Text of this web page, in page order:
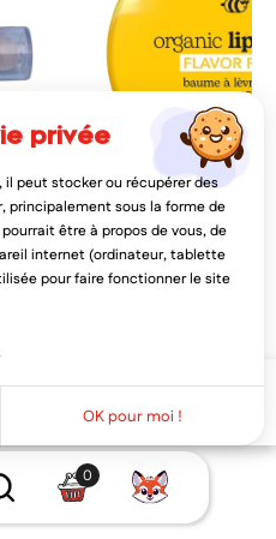
BEESLINE
beesline baume à lèvres
bio 13gr
7,74€
0
privée
il peut stocker ou récupérer des
principalement sous la forme de
être à propos de vous, de
internet (ordinateur, tablette
pour faire fonctionner le site
OK pour moi !